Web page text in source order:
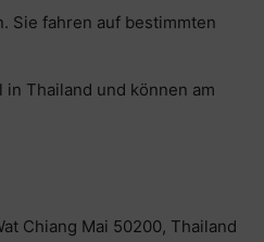
Sie fahren auf bestimmten
Thailand und können am
Chiang Mai 50200, Thailand